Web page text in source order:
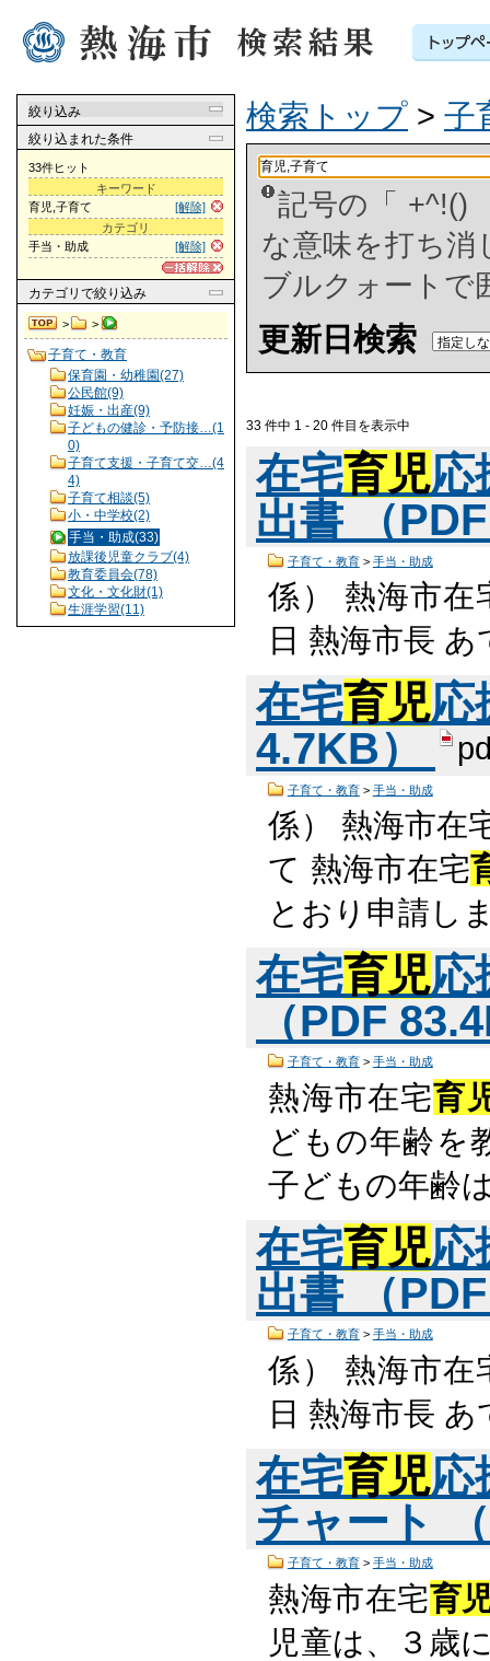
絞り込み
絞り込まれた条件
33件ヒット
キーワード
[解除]
育児,子育て
カテゴリ
[解除]
手当・助成
カテゴリ で絞り込み
> >
子育て・教育
保育園・幼稚園(27)
公民館(9)
妊娠・出産(9)
子どもの健診・予防接…(1
0)
子育て支援・子育て交…(4
4)
子育て相談(5)
小・中学校(2)
手当・助成(33)
放課後児童クラブ(4)
教育委員会(78)
文化・文化財(1)
生涯学習(11)
検索トップ > 子
記号の「 +^!()
な意味を打ち
ブルクォートで
更新日検索
33 件中 1 - 20 件目を表示中
在宅育児応
出書 （
子育て・教育> 手当・助成
係） 熱海市在
日 熱海市長
在宅育児応
4.7KB）
子育て・教育> 手当・助成
係） 熱海市在
て 熱海市在宅
とおり申請し
在宅育児応
（PDF
子育て・教育> 手当・助成
熱海市在宅育
どもの年齢を
子どもの年齢
在宅育児応
出書 （
子育て・教育> 手当・助成
係） 熱海市在
日 熱海市長
在宅育児応
チャート
子育て・教育> 手当・助成
熱海市在宅育
児童は、３歳